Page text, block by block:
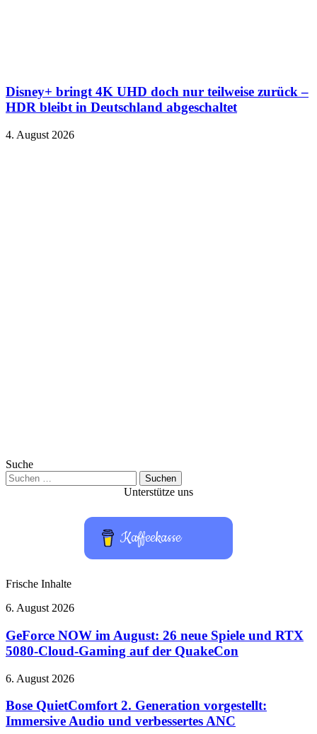
Disney+ bringt 4K UHD doch nur teilweise zurück –
HDR bleibt in Deutschland abgeschaltet
4. August 2026
Suche
Suchen
nach:
Unterstütze uns
Kaffeekasse
Frische Inhalte
GeForce
im
August:
26
Spiele
RTX
5080-
6. August 2026
GeForce NOW im August: 26 neue Spiele und RTX
5080-Cloud-Gaming auf der QuakeCon
Bose
2.
Generation
vorgestellt:
6. August 2026
Bose QuietComfort 2. Generation vorgestellt:
Immersive Audio und verbessertes ANC